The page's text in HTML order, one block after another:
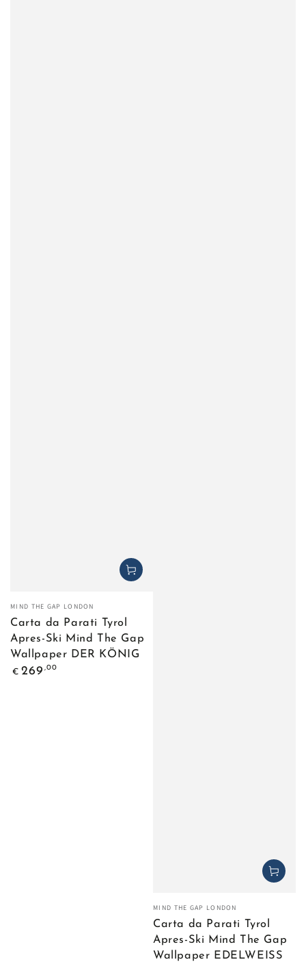
Venditore:
MIND THE GAP LONDON
Carta da Parati Tyrol
Apres-Ski Mind The Gap
Wallpaper DER KÖNIG
Prezzo
€ 269 ,00
Venditore:
MIND THE GAP LONDON
Carta da Parati Tyrol
Apres-Ski Mind The Gap
Wallpaper EDELWEISS